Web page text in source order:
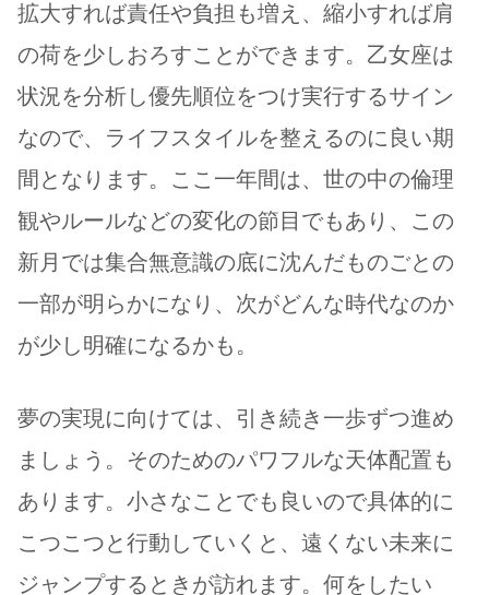
拡大すれば責任や負担も増え、縮小すれば肩
の荷を少しおろすことができます。乙女座は
状況を分析し優先順位をつけ実行するサイン
なので、ライフスタイルを整えるのに良い期
間となります。ここ一年間は、世の中の倫理
観やルールなどの変化の節目でもあり、この
新月では集合無意識の底に沈んだものごとの
一部が明らかになり、次がどんな時代なのか
が少し明確になるかも。
夢の実現に向けては、引き続き一歩ずつ進め
ましょう。そのためのパワフルな天体配置も
あります。小さなことでも良いので具体的に
こつこつと行動していくと、遠くない未来に
ジャンプするときが訪れます。何をしたい